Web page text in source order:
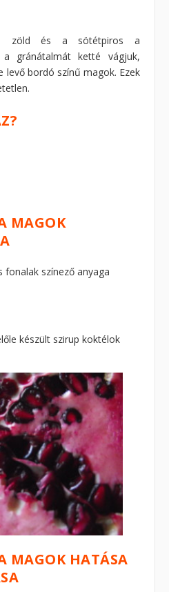
zöld és a sötétpiros a
a gránátalmát ketté vágjuk,
levő bordó színű magok. Ezek
MAGOK
fonalak színező anyaga
készült szirup koktélok
MAGOK HATÁSA